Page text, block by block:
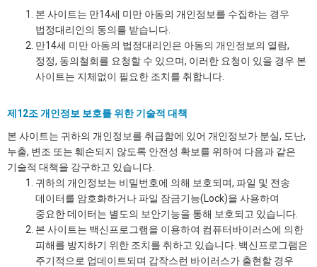
본 사이트는 만14세 미만 아동의 개인정보를 수집하는 경우
법정대리인의 동의를 받습니다.
만14세 미만 아동의 법정대리인은 아동의 개인정보의 열람,
정정, 동의철회를 요청할 수 있으며, 이러한 요청이 있을 경우 본
사이트는 지체없이 필요한 조치를 취합니다.
제12조 개인정보 보호를 위한 기술적 대책
본 사이트는 귀하의 개인정보를 취급함에 있어 개인정보가 분실, 도난,
누출, 변조 또는 훼손되지 않도록 안전성 확보를 위하여 다음과 같은
기술적 대책을 강구하고 있습니다.
귀하의 개인정보는 비밀번호에 의해 보호되며, 파일 및 전송
데이터를 암호화하거나 파일 잠금기능(Lock)을 사용하여
중요한 데이터는 별도의 보안기능을 통해 보호되고 있습니다.
본 사이트는 백신프로그램을 이용하여 컴퓨터바이러스에 의한
피해를 방지하기 위한 조치를 취하고 있습니다. 백신프로그램은
주기적으로 업데이트되며 갑작스런 바이러스가 출현할 경우